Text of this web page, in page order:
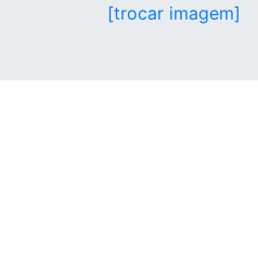
[trocar imagem]